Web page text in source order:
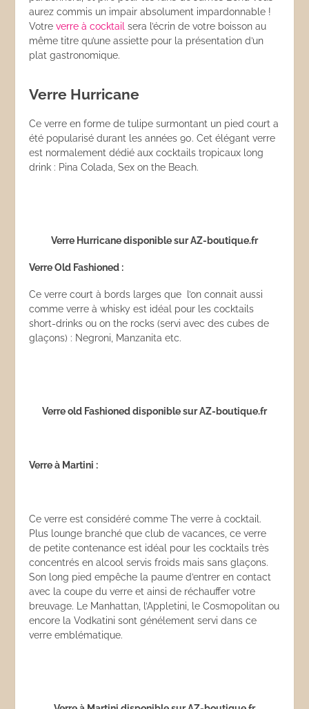
aurez commis un impair absolument impardonnable !
Votreverre à cocktail sera l’écrin de votre boisson au
même titre qu’une assiette pour la présentation d’un
plat gastronomique.
Verre Hurricane
Ce verre en forme de tulipe surmontant un pied court a
été popularisé durant les années 90. Cet élégant verre
est normalement dédié aux cocktails tropicaux long
drink : Pina Colada, Sex on the Beach.
Verre Hurricane disponible sur AZ-boutique.fr
Verre Old Fashioned :
Ce verre court à bords larges que l’on connait aussi
comme verre à whisky est idéal pour les cocktails
short-drinks ou on the rocks (servi avec des cubes de
glaçons) : Negroni, Manzanita etc.
Verre old Fashioned disponible sur AZ-boutique.fr
Verre à Martini :
Ce verre est considéré comme The verre à cocktail.
Plus lounge branché que club de vacances, ce verre
de petite contenance est idéal pour les cocktails très
concentrés en alcool servis froids mais sans glaçons.
Son long pied empêche la paume d’entrer en contact
avec la coupe du verre et ainsi de réchauffer votre
breuvage. Le Manhattan, l’Appletini, le Cosmopolitan ou
encore la Vodkatini sont génélement servi dans ce
verre emblématique.